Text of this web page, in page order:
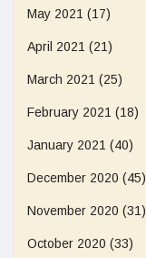
May 2021 (17)
April 2021 (21)
March 2021 (25)
February 2021 (18)
January 2021 (40)
December 2020 (45)
November 2020 (31)
October 2020 (33)